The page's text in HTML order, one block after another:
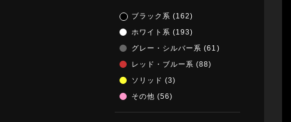
ブラック系 (162)
ホワイト系 (193)
グレー・シルバー系 (61)
レッド・ブルー系 (88)
ソリッド (3)
その他 (56)